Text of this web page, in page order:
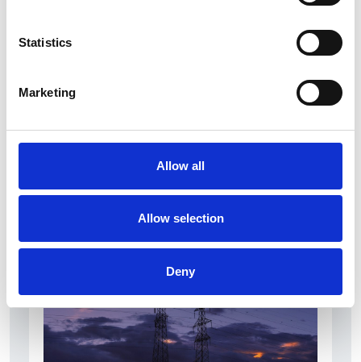
Statistics
Marketing
Allow all
Allow selection
Deny
primo semestre
Overview Economica
Repubblica Ceca